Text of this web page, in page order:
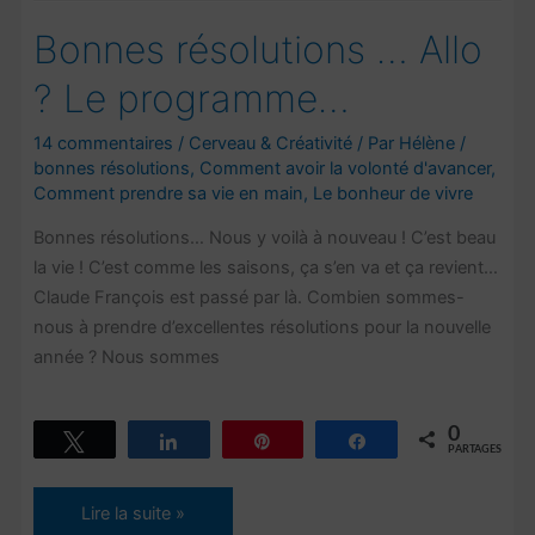
Bonnes résolutions … Allo
? Le programme…
14 commentaires / Cerveau & Créativité/ Par Hélène /
bonnes résolutions, Comment avoir la volonté d'avancer,
Comment prendre sa vie en main, Le bonheur de vivre
Bonnes résolutions… Nous y voilà à nouveau ! C’est beau
la vie ! C’est comme les saisons, ça s’en va et ça revient…
Claude François est passé par là. Combien sommes-
nous à prendre d’excellentes résolutions pour la nouvelle
année ? Nous sommes
Partagez Partagez 0
PARTAGES
Bonnes
Lire la suite »